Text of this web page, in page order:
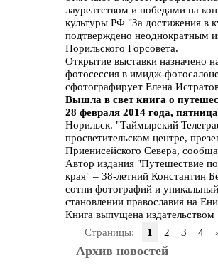
лауреатством и победами на
культуры РФ "За достижения в
подтверждено неоднократным
Норильского Горсовета.
Открытие выставки назначено
фотосессия в имидж-
сфотографирует Елена
Вышла в свет книга о
28 февраля 2014 года,
Норильск. "Таймырский
просветительском центре,
Приенисейского Севера,
Автор издания "Путешествие
края" – 38-летний Константин
сотни фотографий и
становлении православия на
Книга выпущена
Страницы:
1 2 3 4
Архив новостей